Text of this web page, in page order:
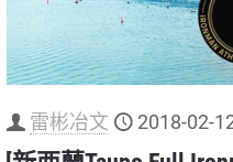
雷彬冶文 2018-02-